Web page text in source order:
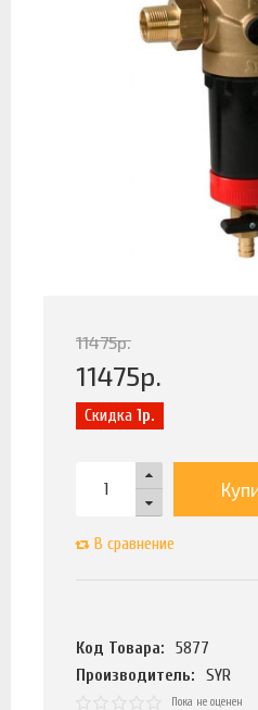
11475р.
11475р.
Скидка 1р.
В сравнение
Код Товара:
5877
Производитель:
SYR
Пока не оценен